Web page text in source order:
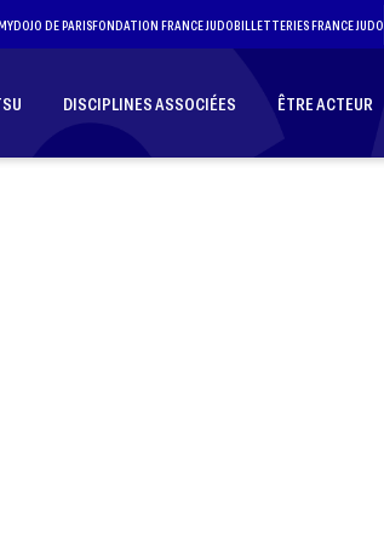
DOJO DE PARISFONDATION FRANCE JUDOBILLETTERIES FRANCE JUDO
DISCIPLINES ASSOCIÉES ÊTRE ACTEUR